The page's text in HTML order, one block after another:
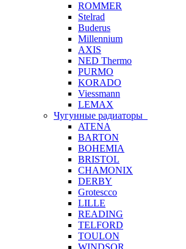
ROMMER
Stelrad
Buderus
Millennium
AXIS
NED Thermo
PURMO
KORADO
Viessmann
LEMAX
Чугунные радиаторы
ATENA
BARTON
BOHEMIA
BRISTOL
CHAMONIX
DERBY
Grotescco
LILLE
READING
TELFORD
TOULON
WINDSOR